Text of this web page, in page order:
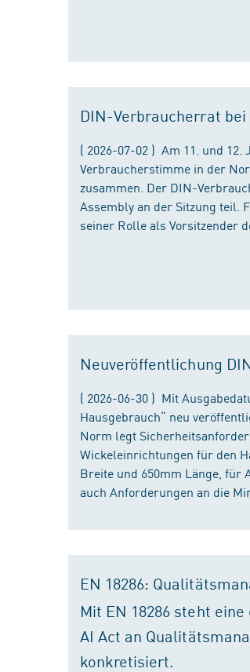
DIN-Verbraucherrat bei
( 2026-07-02 ) Am 11. und
Verbraucherstimme in der
zusammen. Der DIN-
Assembly an der Sitzung teil.
seiner Rolle als Vorsitzender
Neuveröffentlichung
( 2026-06-30 ) Mit
Hausgebrauch“ neu
Norm legt
Wickeleinrichtungen für den
Breite und 650mm Länge, für
auch Anforderungen an die
EN 18286:
Mit EN 18286 steht
AI Act an
konkretisiert.